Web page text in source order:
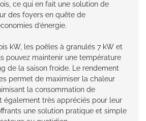
ce qui en fait une solution de
des foyers en quête de
d’énergie.
kW, les poêles à granulés 7 kW et
pouvez maintenir une température
de la saison froide. Le rendement
permet de maximiser la chaleur
la consommation de
également très appréciés pour leur
une solution pratique et simple